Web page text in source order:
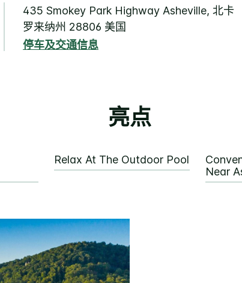
435 Smokey Park Highway Asheville, 北卡
罗来纳州 28806 美国
停车及交通信息
亮点
Relax At The Outdoor Pool
Near